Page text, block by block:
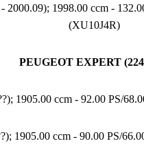
2000.09); 1998.00 ccm -
(XU10J4R)
PEUGEOT EXPERT
1905.00 ccm - 92.00 PS/
1905.00 ccm - 90.00 PS/